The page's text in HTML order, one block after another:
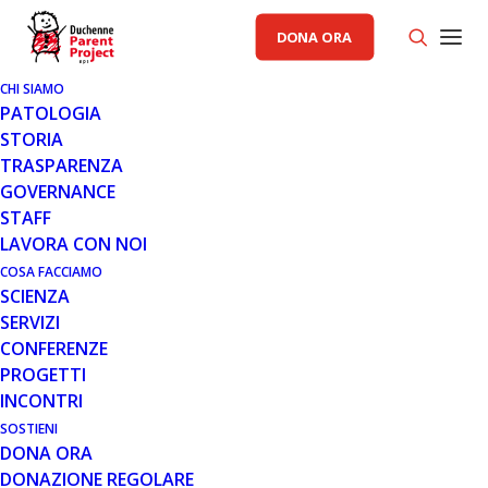
DONA ORA
CHI SIAMO
PATOLOGIA
STORIA
TRASPARENZA
GOVERNANCE
STAFF
LAVORA CON NOI
COSA FACCIAMO
SCIENZA
SERVIZI
CONFERENZE
PROGETTI
INCONTRI
SOSTIENI
DONA ORA
DONAZIONE REGOLARE
AREA SCIENZA PP
1 APR 2010
PROSENSA: PARTE LO STUDIO
CLINICO CON PRO044